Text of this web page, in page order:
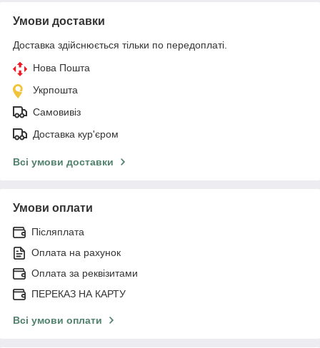
Умови доставки
Доставка здійснюється тільки по передоплаті.
Нова Пошта
Укрпошта
Самовивіз
Доставка кур'єром
Всі умови доставки
Умови оплати
Післяплата
Оплата на рахунок
Оплата за реквізитами
ПЕРЕКАЗ НА КАРТУ
Всі умови оплати